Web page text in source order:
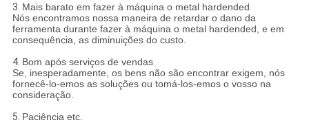
3. Mais barato em fazer à máquina o metal hardended
Nós encontramos nossa maneira de retardar o dano da
ferramenta durante fazer à máquina o metal hardended, e em
consequência, as diminuições do custo.
4. Bom após serviços de vendas
Se, inesperadamente, os bens não são encontrar exigem, nós
fornecê-lo-emos as soluções ou tomá-los-emos o vosso na
consideração.
5. Paciência etc.